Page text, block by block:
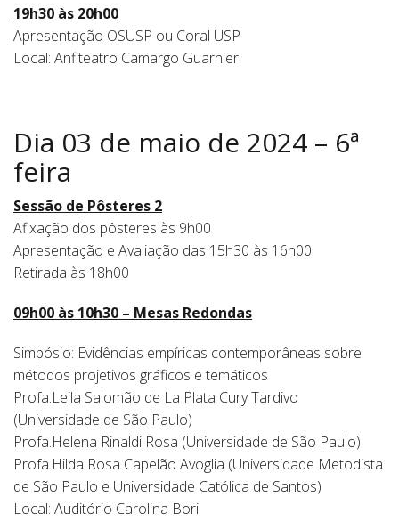
19h30 às 20h00
Apresentação OSUSP ou Coral USP
Local: Anfiteatro Camargo Guarnieri
Dia 03 de maio de 2024 – 6ª
feira
Sessão de Pôsteres 2
Afixação dos pôsteres às 9h00
Apresentação e Avaliação das 15h30 às 16h00
Retirada às 18h00
09h00 às 10h30 – Mesas Redondas
Simpósio: Evidências empíricas contemporâneas sobre
métodos projetivos gráficos e temáticos
Profa.Leila Salomão de La Plata Cury Tardivo
(Universidade de São Paulo)
Profa.Helena Rinaldi Rosa (Universidade de São Paulo)
Profa.Hilda Rosa Capelão Avoglia (Universidade Metodista
de São Paulo e Universidade Católica de Santos)
Local: Auditório Carolina Bori